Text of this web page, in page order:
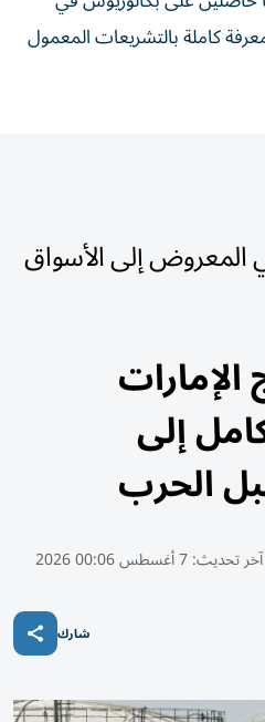
كاملة بالتشريعات المعمول
إلى الأسواق
إلى
الحرب
آخر تحديث:7 أغسطس 00:06 2026
شارك